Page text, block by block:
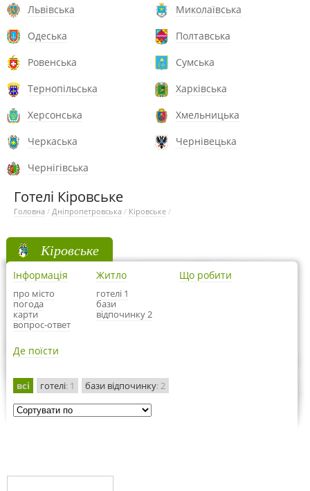
Львівська
Миколаївська
Одеська
Полтавська
Ровенська
Сумська
Тернопільська
Харківська
Херсонська
Хмельницька
Черкаська
Чернівецька
Чернігівська
Готелі Кіровське
Головна / Дніпропетровська / Кіровське /
Кіровське
Інформація
про місто
погода
карти
вопрос-ответ
Житло
готелі 1
бази
відпочинку 2
Що робити
Де поїсти
всі готелі: 1 бази відпочинку: 2